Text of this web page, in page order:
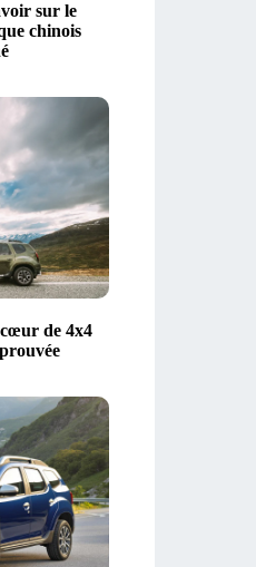
sur le
chinois
de 4x4